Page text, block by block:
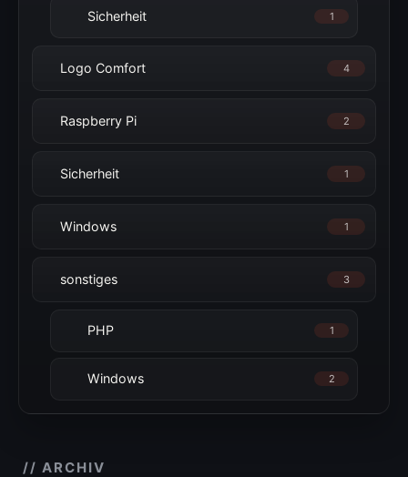
Sicherheit 1
Logo Comfort 4
Raspberry Pi 2
Sicherheit 1
Windows 1
sonstiges 3
PHP 1
Windows 2
// ARCHIV